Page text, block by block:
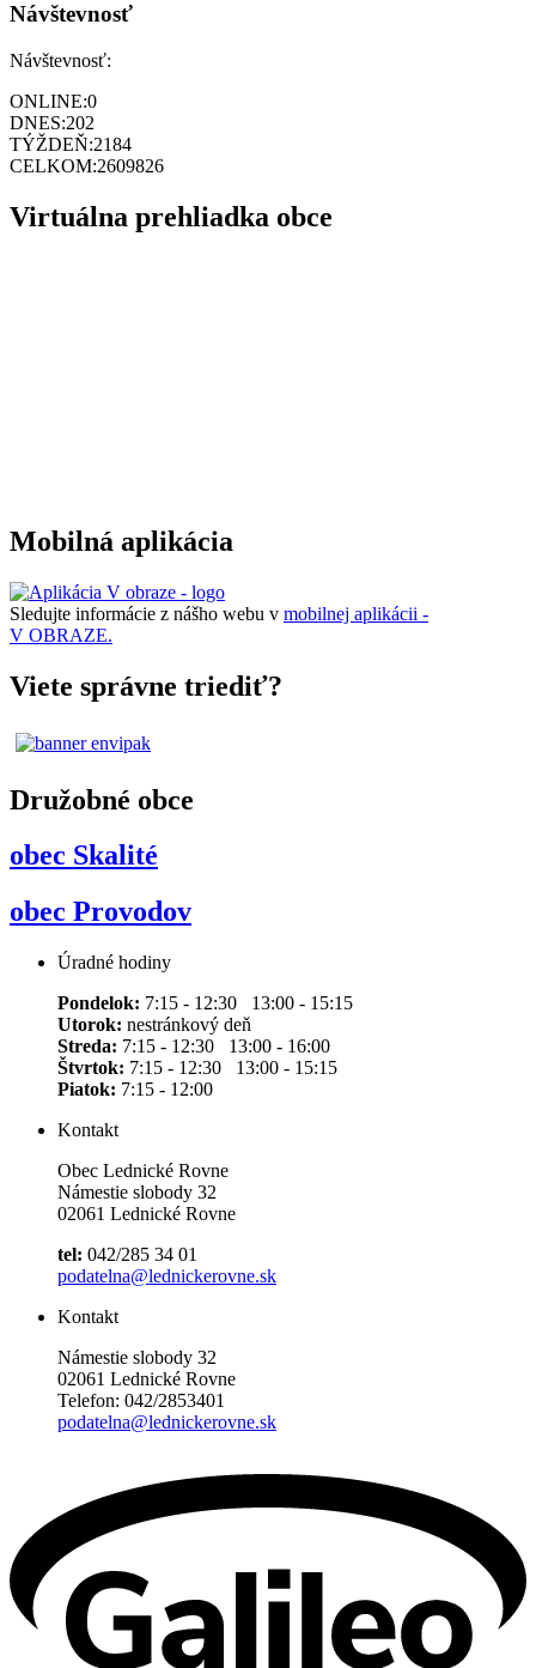
Návštevnosť
Návštevnosť:
ONLINE:0
DNES:202
TÝŽDEŇ:2184
CELKOM:2609826
Virtuálna prehliadka obce
Mobilná aplikácia
Sledujte informácie z nášho webu v mobilnej aplikácii -
V OBRAZE.
Viete správne triediť?
Družobné obce
obec Skalité
obec Provodov
Úradné hodiny
Pondelok: 7:15 - 12:30 13:00 - 15:15
Utorok: nestránkový deň
Streda: 7:15 - 12:30 13:00 - 16:00
Štvrtok: 7:15 - 12:30 13:00 - 15:15
Piatok: 7:15 - 12:00
Kontakt
Obec Lednické Rovne
Námestie slobody 32
02061 Lednické Rovne
tel: 042/285 34 01
podatelna@lednickerovne.sk
Kontakt
Námestie slobody 32
02061 Lednické Rovne
Telefon: 042/2853401
podatelna@lednickerovne.sk